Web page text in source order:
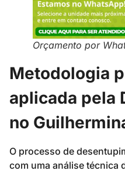
Orçamento por
Metodologia
aplicada pela
no
O processo de
com uma análise técnica